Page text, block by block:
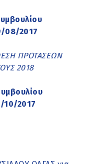
08/2017
ΠΡΟΤΑΣΕΩΝ
2018
10/2017